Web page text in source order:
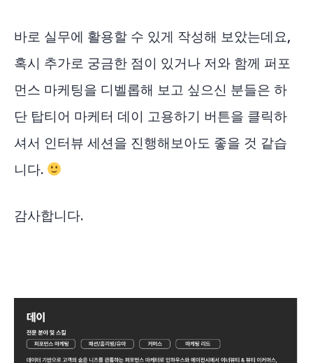
바로 실무에 활용할 수 있게 작성해 보았는데요,
혹시 추가로 궁금한 점이 있거나 저와 함께 퍼포
먼스 마케팅을 디벨롭해 보고 싶으신 분들은 하
단 탑티어 마케터 데이 고용하기 버튼을 클릭하
셔서 인터뷰 세션을 진행해보아도 좋을 것 같습
니다.
감사합니다.